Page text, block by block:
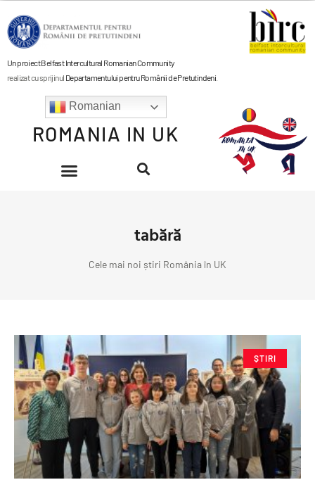
Romanian
ROMANIA IN UK
Un proiect Belfast Intercultural Romanian Community
realizat cu sprijinul Departamentului pentru Românii de Pretutindeni
tabără
Cele mai noi știri România în UK
ȘTIRI